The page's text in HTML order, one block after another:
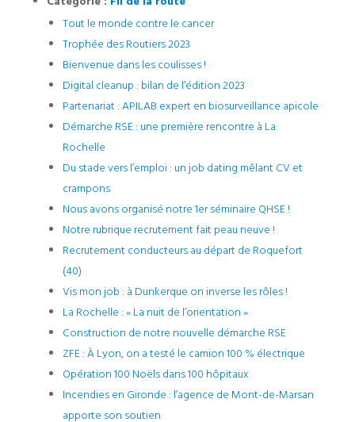
Tout le monde contre le cancer
Trophée des Routiers 2023
Bienvenue dans les coulisses !
Digital cleanup : bilan de l’édition 2023
Partenariat : APILAB expert en biosurveillance apicole
Démarche RSE : une première rencontre à La
Rochelle
Du stade vers l’emploi : un job dating mêlant CV et
crampons
Nous avons organisé notre 1er séminaire QHSE !
Notre rubrique recrutement fait peau neuve !
Recrutement conducteurs au départ de Roquefort
(40)
Vis mon job : à Dunkerque on inverse les rôles !
La Rochelle : « La nuit de l’orientation »
Construction de notre nouvelle démarche RSE
ZFE : À Lyon, on a testé le camion 100 % électrique
Opération 100 Noëls dans 100 hôpitaux
Incendies en Gironde : l’agence de Mont-de-Marsan
apporte son soutien